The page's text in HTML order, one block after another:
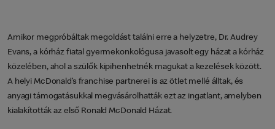
Amikor megpróbáltak megoldást találni erre a helyzetre, Dr. Audrey
Evans, a kórház fiatal gyermekonkológusa javasolt egy házat a kórház
közelében, ahol a szülők kipihenhetnék magukat a kezelések között.
A helyi McDonald’s franchise partnerei is az ötlet mellé álltak, és
anyagi támogatásukkal megvásárolhatták ezt az ingatlant, amelyben
kialakították az első Ronald McDonald Házat.